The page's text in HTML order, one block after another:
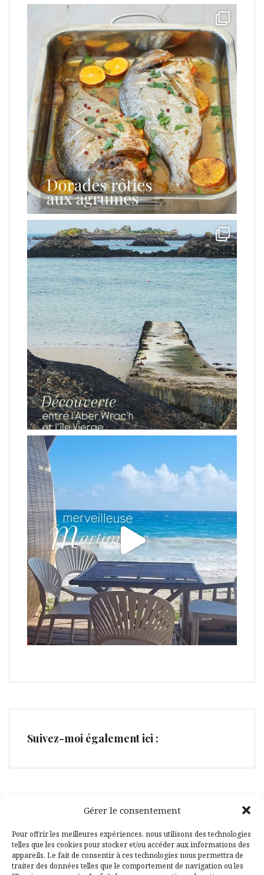
Gérer le consentement
Pour offrir les meilleures expériences, nous utilisons des technologies
telles que les cookies pour stocker et/ou accéder aux informations des
appareils. Le fait de consentir à ces technologies nous permettra de
traiter des données telles que le comportement de navigation ou les
Suivez-moi également ici :
Facebook
Pinterest